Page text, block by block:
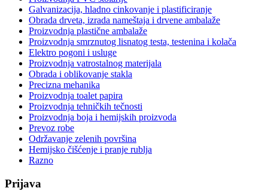
Galvanizacija, hladno cinkovanje i plastificiranje
Obrada drveta, izrada nameštaja i drvene ambalaže
Proizvodnja plastične ambalaže
Proizvodnja smrznutog lisnatog testa, testenina i kolača
Elektro pogoni i usluge
Proizvodnja vatrostalnog materijala
Obrada i oblikovanje stakla
Precizna mehanika
Proizvodnja toalet papira
Proizvodnja tehničkih tečnosti
Proizvodnja boja i hemijskih proizvoda
Prevoz robe
Održavanje zelenih površina
Hemijsko čišćenje i pranje rublja
Razno
Prijava